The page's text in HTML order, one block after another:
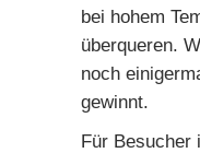
bei hohem
überqueren.
noch
gewinnt.
Für Besucher